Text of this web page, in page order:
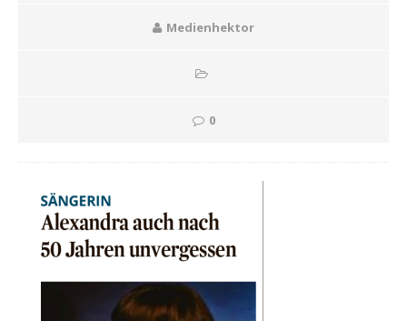
Medienhektor
0